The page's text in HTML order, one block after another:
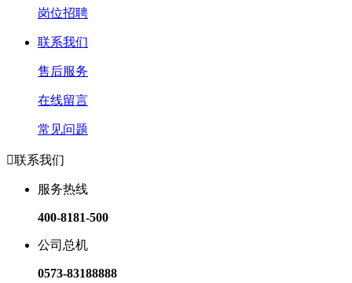
岗位招聘
联系我们
售后服务
在线留言
常见问题
联系我们
服务热线
400-8181-500
公司总机
0573-83188888